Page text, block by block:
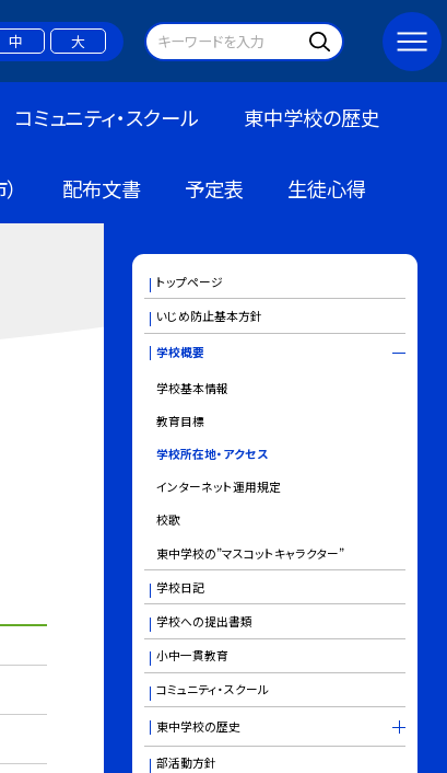
中 大
コミュニティ・スクール 東中学校の歴史
配布文書 予定表 生徒心得
トップページ
いじめ防止基本方針
学校概要
学校基本情報
教育目標
学校所在地・アクセス
インターネット運用規定
校歌
東中学校の”マスコットキャラクター”
学校日記
学校への提出書類
小中一貫教育
コミュニティ・スクール
東中学校の歴史
部活動方針